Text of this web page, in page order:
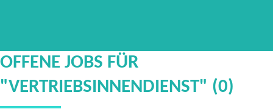
OFFENE JOBS FÜR
"VERTRIEBSINNENDIENST" (0)